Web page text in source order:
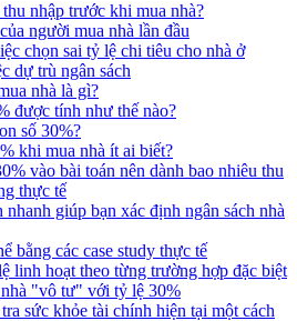
nhập trước khi mua nhà?
người mua nhà lần đầu
chọn sai tỷ lệ chi tiêu cho nhà ở
dự trù ngân sách
nhà là gì?
được tính như thế nào?
số 30%?
khi mua nhà ít ai biết?
vào bài toán nên dành bao nhiêu thu
thực tế
giúp bạn xác định ngân sách nhà
bằng các case study thực tế
linh hoạt theo từng trường hợp đặc biệt
"vô tư" với tỷ lệ 30%
sức khỏe tài chính hiện tại một cách